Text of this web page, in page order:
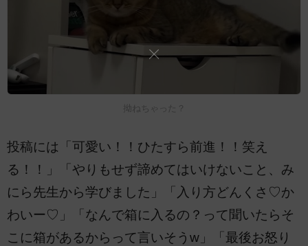
拗ねちゃった？
投稿には「可愛い！！ひたすら前進！！笑え
る！！」「やりもせず諦めてはいけないこと、み
にら先生から学びました」「入り方どんくさ♡か
わいー♡」「なんで箱に入るの？って聞いたらそ
こに箱があるからって言いそうw」「最後お怒り